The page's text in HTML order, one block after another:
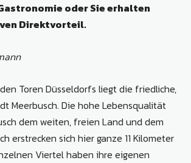
oder Sie erhalten
Direktvorteil.
Toren Düsseldorfs liegt die friedliche,
Meerbusch. Die hohe Lebensqualität
dem weiten, freien Land und dem
erstrecken sich hier ganze 11 Kilometer
Viertel haben ihre eigenen